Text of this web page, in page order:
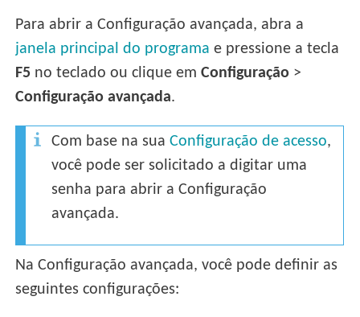
Para abrir a Configuração avançada, abra a
janela principal do programa e pressione a tecla
F5 no teclado ou clique emConfiguração >
Configuração avançada.
Com base na suaConfiguração de acesso,
você pode ser solicitado a digitar uma
senha para abrir a Configuração
avançada.
Na Configuração avançada, você pode definir as
seguintes configurações: